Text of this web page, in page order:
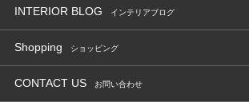
INTERIOR BLOG インテリアブログ
Shopping ショッピング
CONTACT US お問い合わせ